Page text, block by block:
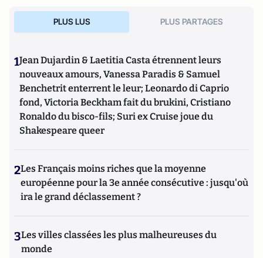
PLUS LUS PLUS PARTAGES
1Jean Dujardin & Laetitia Casta étrennent leurs
nouveaux amours, Vanessa Paradis & Samuel
Benchetrit enterrent le leur; Leonardo di Caprio
fond, Victoria Beckham fait du brukini, Cristiano
Ronaldo du bisco-fils; Suri ex Cruise joue du
Shakespeare queer
2Les Français moins riches que la moyenne
européenne pour la 3e année consécutive : jusqu'où
ira le grand déclassement ?
3Les villes classées les plus malheureuses du
monde